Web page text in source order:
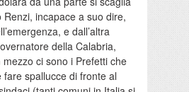
incapace a suo dire,
e dall’altra
della Calabria,
ci sono i Prefetti che
fare spallucce di fronte al